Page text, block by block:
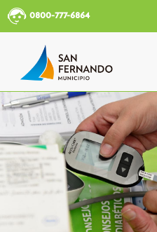
0800-777-6864